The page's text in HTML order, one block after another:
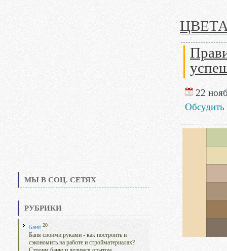
МЫ В СОЦ. СЕТЯХ
РУБРИКИ
Баня 20
Баня своими руками - как построить и
сэкономить на работе и стройматериалах?
22
Обсудить